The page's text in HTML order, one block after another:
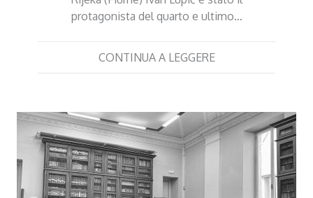
protagonista del quarto e ultimo…
CONTINUA A LEGGERE